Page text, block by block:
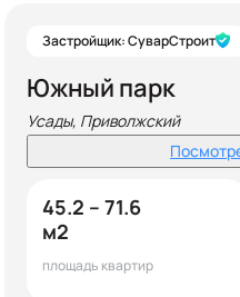
Застройщик: СуварСтроит
Южный парк
Усады, Приволжский
45.2 – 71.6
м2
площадь квартир